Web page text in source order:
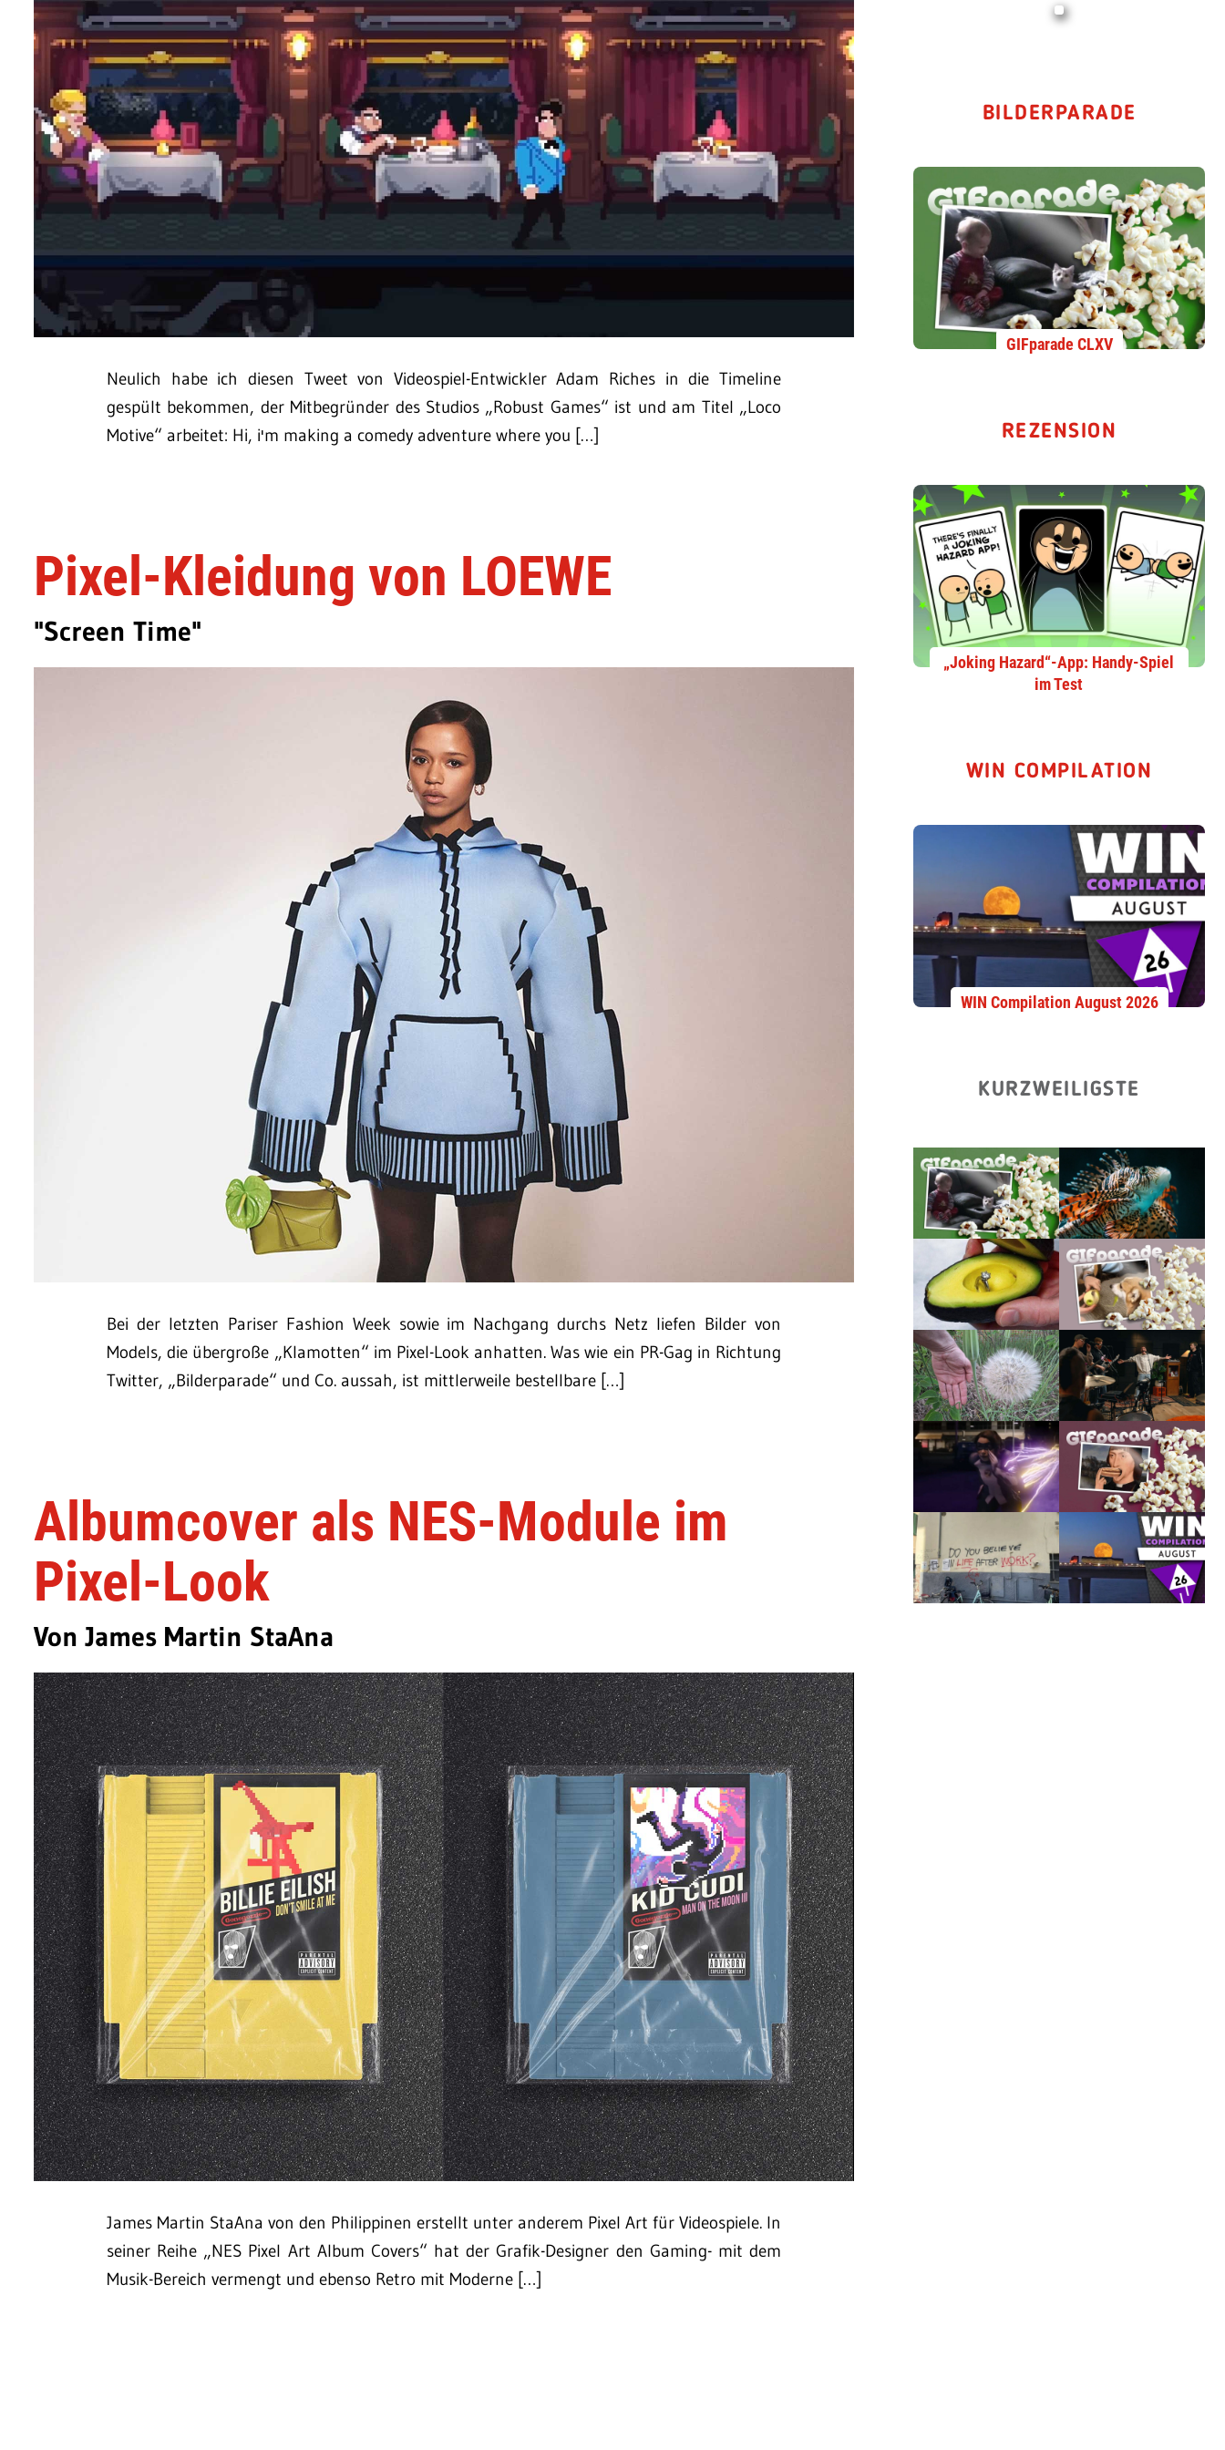
Neulich habe ich diesen Tweet von Videospiel-Entwickler Adam Riches in die Timeline
gespült bekommen, der Mitbegründer des Studios „Robust Games“ ist und am Titel „Loco
Motive“ arbeitet: Hi, i'm making a comedy adventure where you […]
Pixel-Kleidung von LOEWE
"Screen Time"
Bei der letzten Pariser Fashion Week sowie im Nachgang durchs Netz liefen Bilder von
Models, die übergroße „Klamotten“ im Pixel-Look anhatten. Was wie ein PR-Gag in Richtung
Twitter, „Bilderparade“ und Co. aussah, ist mittlerweile bestellbare […]
Albumcover als NES-Module im
Pixel-Look
Von James Martin StaAna
James Martin StaAna von den Philippinen erstellt unter anderem Pixel Art für Videospiele. In
seiner Reihe „NES Pixel Art Album Covers“ hat der Grafik-Designer den Gaming- mit dem
Musik-Bereich vermengt und ebenso Retro mit Moderne […]
BILDERPARADE
GIFparade CLXV
REZENSION
„Joking Hazard“-App: Handy-Spiel
im Test
WIN COMPILATION
WIN Compilation August 2026
KURZWEILIGSTE